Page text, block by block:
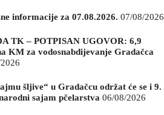
informacije za 07.08.2026. 07/08/2026
TK – POTPISAN UGOVOR: 6,9
KM za vodosnabdijevanje Gradačca
šljive“ u Gradačcu održat će se i 9.
sajam pčelarstva 06/08/2026